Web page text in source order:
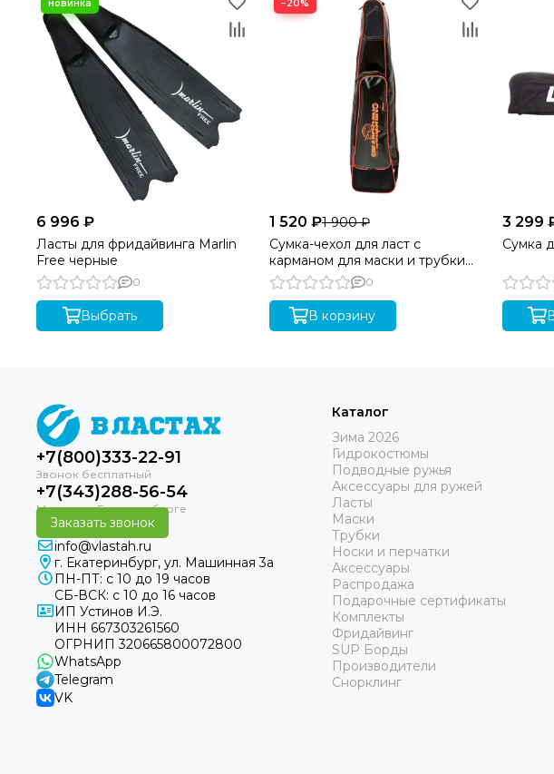
6 996 ₽
Ласты для фридайвинга Marlin
Free черные
0
Выбрать
−20%
1 520 ₽1 900 ₽
Сумка-чехол для ласт с
карманом для маски и трубки
КАМБАЛА
0
В корзину
3 299
Сумка
+7(800)333-22-91
+7(343)288-56-54
Заказать звонок
info@vlastah.ru
г. Екатеринбург, ул. Машинная 3а
ПН-ПТ: с 10 до 19 часов
СБ-ВСК: с 10 до 16 часов
ИП Устинов И.Э.
ИНН 667303261560
ОГРНИП 320665800072800
WhatsApp
Telegram
VK
Каталог
Зима 2026
Гидрокостюмы
Подводные ружья
Аксессуары для ружей
Ласты
Маски
Трубки
Носки и перчатки
Аксессуары
Распродажа
Подарочные сертификаты
Комплекты
Фридайвинг
SUP Борды
Производители
Снорклинг